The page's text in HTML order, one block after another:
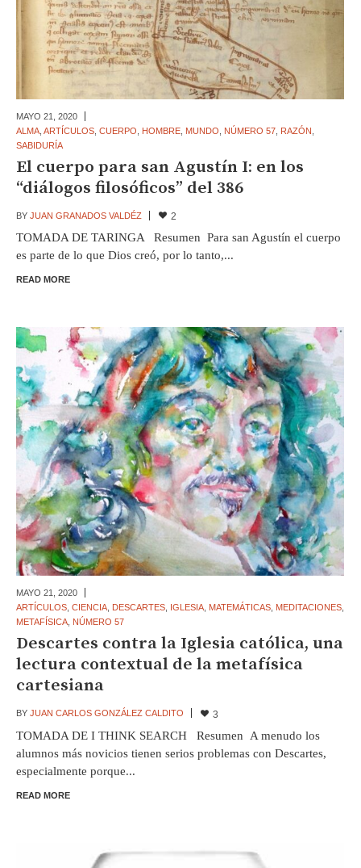
MAYO 21, 2020
ALMA, ARTÍCULOS, CUERPO HOMBRE, MUNDO NÚMERO 57, RAZÓN
SABIDURÍA
El cuerpo para san Agustín I: en los
“diálogos filosóficos” del 386
BY JUAN GRANADOS VALDÉZ 2
TOMADA DE TARINGA Resumen Para san Agustín el cuerpo
es parte de lo que Dios creó, por lo tanto,...
READ MORE
MAYO 21, 2020
ARTÍCULOS, CIENCIA, DESCARTES, IGLESIA, MATEMÁTICAS, MEDITACIONES,
METAFÍSICA, NÚMERO 57
Descartes contra la Iglesia católica, una
lectura contextual de la metafísica
cartesiana
BY JUAN CARLOS GONZÁLEZ CALDITO 3
TOMADA DE I THINK SEARCH Resumen A menudo los
alumnos más novicios tienen serios problemas con Descartes,
especialmente porque...
READ MORE